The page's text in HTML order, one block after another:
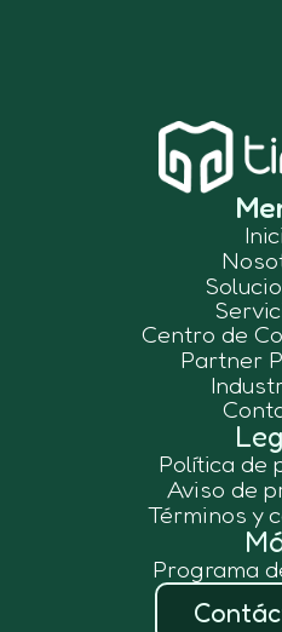
Centro de
Partner
Política de
Aviso de
Términos y
Programa